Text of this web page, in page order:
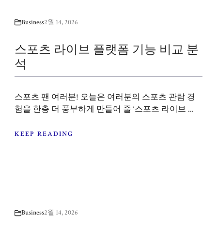
Business2월 14, 2026
스포츠 라이브 플랫폼 기능 비교 분
석
스포츠 팬 여러분! 오늘은 여러분의 스포츠 관람 경
험을 한층 더 풍부하게 만들어 줄 ‘스포츠 라이브 ...
KEEP READING
Business2월 14, 2026